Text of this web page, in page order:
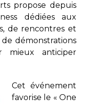
propose depuis
dédiées aux
de rencontres et
de démonstrations
mieux anticiper
Cet événement
favorise le « One